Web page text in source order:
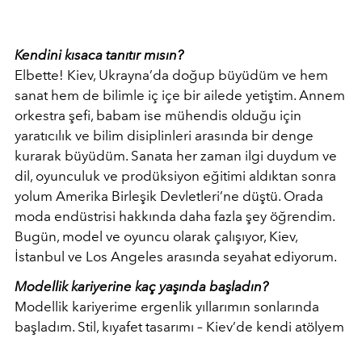
Kendini kısaca tanıtır mısın?
Elbette! Kiev, Ukrayna’da doğup büyüdüm ve hem
sanat hem de bilimle iç içe bir ailede yetiştim. Annem
orkestra şefi, babam ise mühendis olduğu için
yaratıcılık ve bilim disiplinleri arasında bir denge
kurarak büyüdüm. Sanata her zaman ilgi duydum ve
dil, oyunculuk ve prodüksiyon eğitimi aldıktan sonra
yolum Amerika Birleşik Devletleri’ne düştü. Orada
moda endüstrisi hakkında daha fazla şey öğrendim.
Bugün, model ve oyuncu olarak çalışıyor, Kiev,
İstanbul ve Los Angeles arasında seyahat ediyorum.
Modellik kariyerine kaç yaşında başladın?
Modellik kariyerime ergenlik yıllarımın sonlarında
başladım. Stil, kıyafet tasarımı – Kiev’de kendi atölyem